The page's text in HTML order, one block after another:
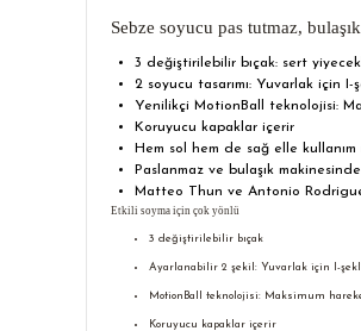
Sebze soyucu pas tutmaz,
3 değiştirilebilir bıçak: sert
2 soyucu tasarımı: Yuvarlak için
Yenilikçi MotionBall teknolojisi:
Koruyucu kapaklar içerir
Hem sol hem de sağ elle kullanım
Paslanmaz ve bulaşık
Matteo Thun ve Antonio
Etkili soyma için çok yönlü
3 değiştirilebilir bıçak
Ayarlanabilir 2 şekil: Yuvarlak için I-
MotionBall teknolojisi: Maksimum
Koruyucu kapaklar içerir